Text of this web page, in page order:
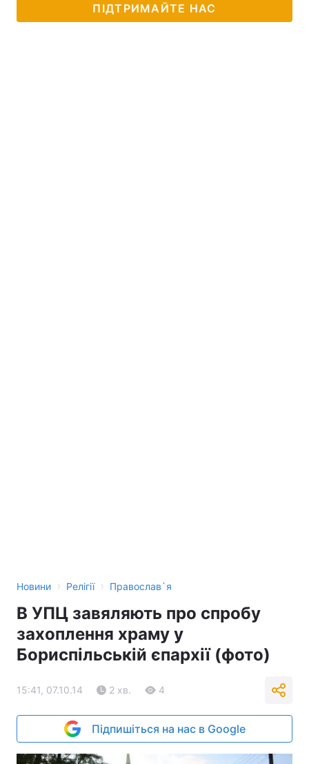
ПІДТРИМАЙТЕ НАС
Новини › Релігії › Православ`я
В УПЦ завяляють про спробу
захоплення храму у
Бориспільській єпархії (фото)
15:41, 07.10.14 2 хв. 4
Підпишіться на нас в Google